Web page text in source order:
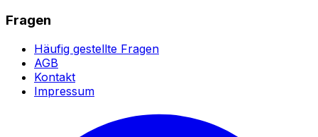
Fragen
Häufig gestellte Fragen
AGB
Kontakt
Impressum